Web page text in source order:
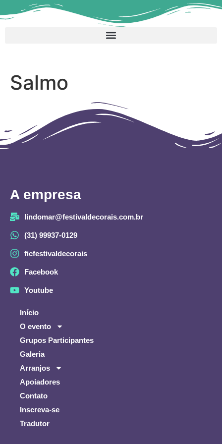
Salmo
A empresa
lindomar@festivaldecorais.com.br
(31) 99937-0129
ficfestivaldecorais
Facebook
Youtube
Início
O evento
Grupos Participantes
Galeria
Arranjos
Apoiadores
Contato
Inscreva-se
Tradutor